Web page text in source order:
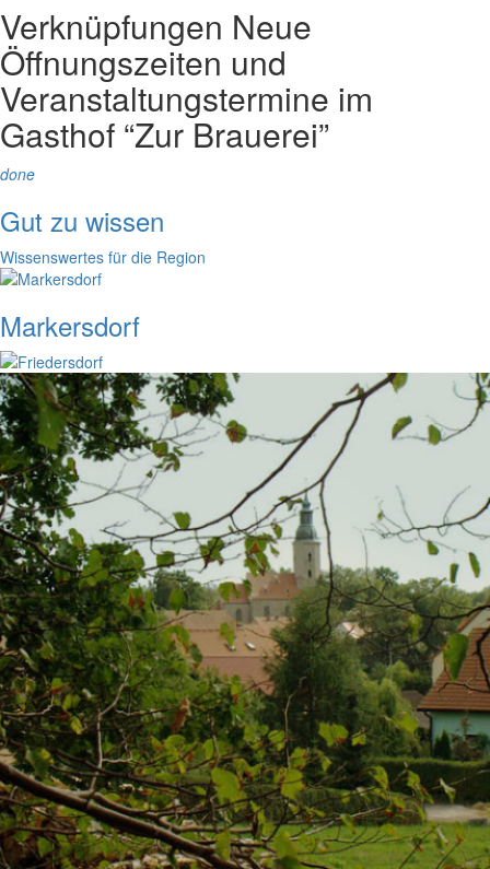
Verknüpfungen Neue
Öffnungszeiten und
Veranstaltungstermine im
Gasthof “Zur Brauerei”
done
Gut zu wissen
Wissenswertes für die Region
Markersdorf